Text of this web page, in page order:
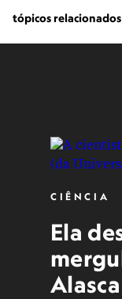
tópicos relacionados
CIÊNCIA
Ela
Alasca